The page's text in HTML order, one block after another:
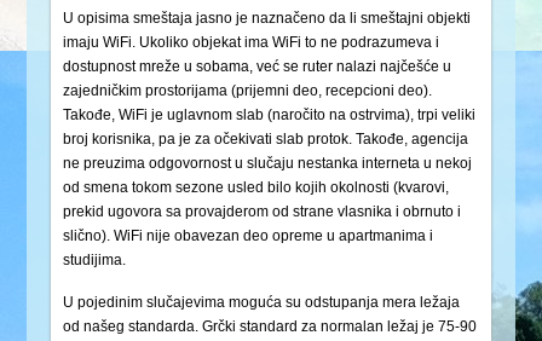
U opisima smeštaja jasno je naznačeno da li smeštajni objekti
imaju WiFi. Ukoliko objekat ima WiFi to ne podrazumeva i
dostupnost mreže u sobama, već se ruter nalazi najčešće u
zajedničkim prostorijama (prijemni deo, recepcioni deo).
Takođe, WiFi je uglavnom slab (naročito na ostrvima), trpi veliki
broj korisnika, pa je za očekivati slab protok. Takođe, agencija
ne preuzima odgovornost u slučaju nestanka interneta u nekoj
od smena tokom sezone usled bilo kojih okolnosti (kvarovi,
prekid ugovora sa provajderom od strane vlasnika i obrnuto i
slično). WiFi nije obavezan deo opreme u apartmanima i
studijima.
U pojedinim slučajevima moguća su odstupanja mera ležaja
od našeg standarda. Grčki standard za normalan ležaj je 75-90